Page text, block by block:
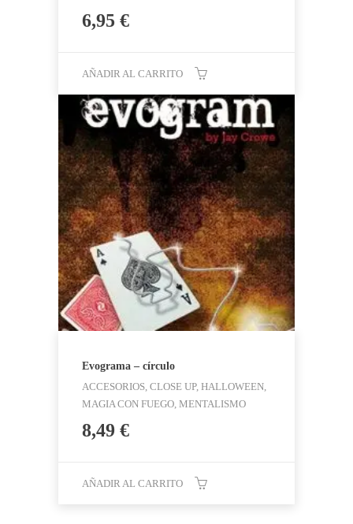
6,95 €
AÑADIR AL CARRITO
Evograma – círculo
ACCESORIOS, CLOSE UP, HALLOWEEN,
MAGIA CON FUEGO, MENTALISMO
8,49 €
AÑADIR AL CARRITO